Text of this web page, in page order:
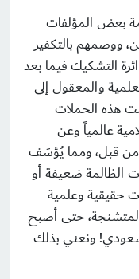
بعض المؤلفات
ووصمهم بالتكفير
التشكيك فيما بعد
والمعقول إلى
هذه الحملات
عالمياً وعن
من قبل، ومما يُؤسَف
الظالمة ضعيفة أو
حقيقية وعلمية
حتى أصبح
ونعني بذلك